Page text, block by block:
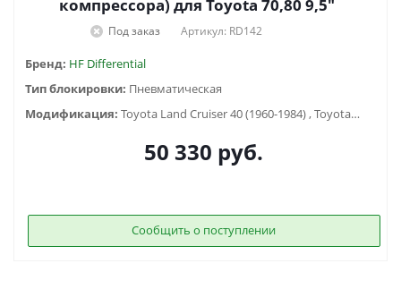
компрессора) для Toyota 70,80 9,5"
Под заказ Артикул: RD142
Бренд: HF Differential
Тип блокировки: Пневматическая
Модификация:
Toyota Land Cruiser 40 (1960-1984) , Toyota Land Cruiser 60 (1980-1990) , Toyota Land Cruiser 70 (1990-1996), Toyota Land Cruiser 75 (1984-2013), Toyota Land Cruiser 80 (1988-1998)
50 330 руб.
Сообщить о поступлении